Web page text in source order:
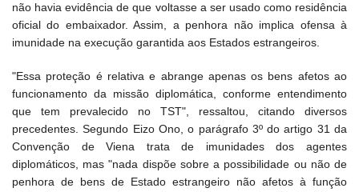
não havia evidência de que voltasse a ser usado como residência
oficial do embaixador. Assim, a penhora não implica ofensa à
imunidade na execução garantida aos Estados estrangeiros.
"Essa proteção é relativa e abrange apenas os bens afetos ao
funcionamento da missão diplomática, conforme entendimento
que tem prevalecido no TST", ressaltou, citando diversos
precedentes. Segundo Eizo Ono, o parágrafo 3º do artigo 31 da
Convenção de Viena trata de imunidades dos agentes
diplomáticos, mas "nada dispõe sobre a possibilidade ou não de
penhora de bens de Estado estrangeiro não afetos à função